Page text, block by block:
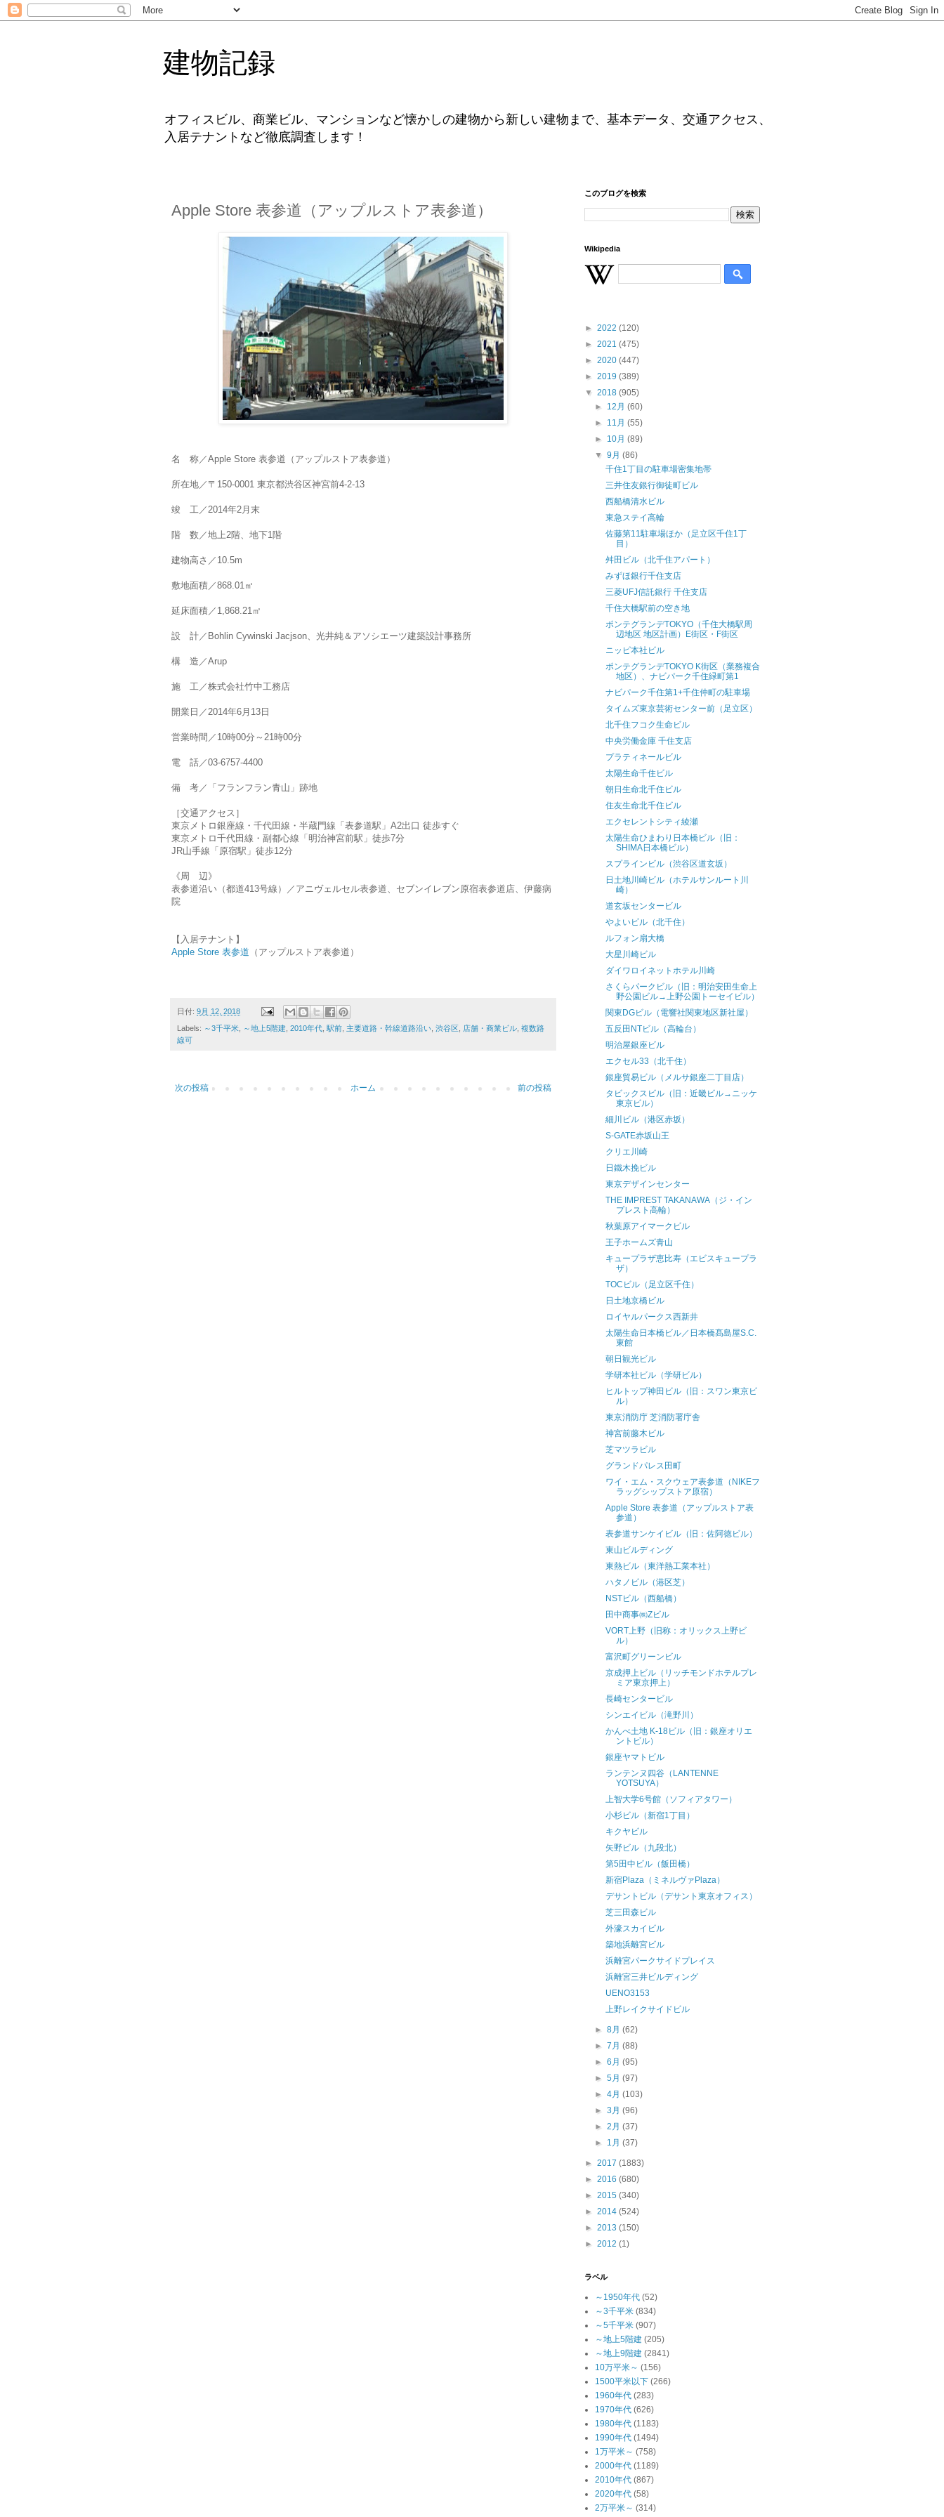
建物記録
オフィスビル、商業ビル、マンションなど懐かしの建物から新しい建物まで、基本データ、交通アクセス、
入居テナントなど徹底調査します！
Apple Store 表参道（アップルストア表参道）
名 称／Apple Store 表参道（アップルストア表参道）
所在地／〒150-0001 東京都渋谷区神宮前4-2-13
竣 工／2014年2月末
階 数／地上2階、地下1階
建物高さ／10.5m
敷地面積／868.01㎡
延床面積／1,868.21㎡
設 計／Bohlin Cywinski Jacjson、光井純＆アソシエーツ建築設計事務所
構 造／Arup
施 工／株式会社竹中工務店
開業日／2014年6月13日
営業時間／10時00分～21時00分
電 話／03-6757-4400
備 考／「フランフラン青山」跡地
［交通アクセス］
東京メトロ銀座線・千代田線・半蔵門線「表参道駅」A2出口 徒歩すぐ
東京メトロ千代田線・副都心線「明治神宮前駅」徒歩7分
JR山手線「原宿駅」徒歩12分
《周 辺》
表参道沿い（都道413号線）／アニヴェルセル表参道、セブンイレブン原宿表参道店、伊藤病
院
【入居テナント】
Apple Store 表参道 （アップルストア表参道）
日付: 9月 12, 2018
Labels: ～3千平米 ～地上5階建 2010年代 駅前 主要道路・幹線道路沿い 渋谷区 店舗・商業ビル 複数路
線可
次の投稿 前の投稿
ホーム
このブログを検索
Wikipedia
► 2022 (120)
► 2021 (475)
► 2020 (447)
► 2019 (389)
▼ 2018 (905)
► 12月(60)
► 11月(55)
► 10月(89)
▼9月(86)
千住1丁目の駐車場密集地帯
三井住友銀行御徒町ビル
西船橋清水ビル
東急ステイ高輪
佐藤第11駐車場ほか（足立区千住1丁
目）
舛田ビル（北千住アパート）
みずほ銀行千住支店
三菱UFJ信託銀行 千住支店
千住大橋駅前の空き地
ポンテグランデTOKYO（千住大橋駅周
辺地区 地区計画）E街区・F街区
ニッピ本社ビル
ポンテグランデTOKYO K街区（業務複合
地区）、ナビパーク千住緑町第1
ナビパーク千住第1+千住仲町の駐車場
タイムズ東京芸術センター前（足立区）
北千住フコク生命ビル
中央労働金庫 千住支店
プラティネールビル
太陽生命千住ビル
朝日生命北千住ビル
住友生命北千住ビル
エクセレントシティ綾瀬
太陽生命ひまわり日本橋ビル（旧：
SHIMA日本橋ビル）
スプラインビル（渋谷区道玄坂）
日土地川崎ビル（ホテルサンルート川
崎）
道玄坂センタービル
やよいビル（北千住）
ルフォン扇大橋
大星川崎ビル
ダイワロイネットホテル川崎
さくらパークビル（旧：明治安田生命上
野公園ビル→上野公園トーセイビル）
関東DGビル（電響社関東地区新社屋）
五反田NTビル（高輪台）
明治屋銀座ビル
エクセル33（北千住）
銀座貿易ビル（メルサ銀座二丁目店）
タビックスビル（旧：近畿ビル→ニッケ
東京ビル）
細川ビル（港区赤坂）
S-GATE赤坂山王
クリエ川崎
日鐵木挽ビル
東京デザインセンター
THE IMPREST TAKANAWA（ジ・イン
プレスト高輪）
秋葉原アイマークビル
王子ホームズ青山
キュープラザ恵比寿（エビスキュープラ
ザ）
TOCビル（足立区千住）
日土地京橋ビル
ロイヤルパークス西新井
太陽生命日本橋ビル／日本橋髙島屋S.C.
東館
朝日観光ビル
学研本社ビル（学研ビル）
ヒルトップ神田ビル（旧：スワン東京ビ
ル）
東京消防庁 芝消防署庁舎
神宮前藤木ビル
芝マツラビル
グランドパレス田町
ワイ・エム・スクウェア表参道（NIKEフ
ラッグシップストア原宿）
Apple Store 表参道（アップルストア表
参道）
表参道サンケイビル（旧：佐阿徳ビル）
東山ビルディング
東熱ビル（東洋熱工業本社）
ハタノビル（港区芝）
NSTビル（西船橋）
田中商事㈱Zビル
VORT上野（旧称：オリックス上野ビ
ル）
富沢町グリーンビル
京成押上ビル（リッチモンドホテルプレ
ミア東京押上）
長崎センタービル
シンエイビル（滝野川）
かんべ土地 K-18ビル（旧：銀座オリエ
ントビル）
銀座ヤマトビル
ランテンヌ四谷（LANTENNE
YOTSUYA）
上智大学6号館（ソフィアタワー）
小杉ビル（新宿1丁目）
キクヤビル
矢野ビル（九段北）
第5田中ビル（飯田橋）
新宿Plaza（ミネルヴァPlaza）
デサントビル（デサント東京オフィス）
芝三田森ビル
外濠スカイビル
築地浜離宮ビル
浜離宮パークサイドプレイス
浜離宮三井ビルディング
UENO3153
上野レイクサイドビル
►8月(62)
►7月(88)
►6月(95)
►5月(97)
►4月(103)
►3月(96)
►2月(37)
► 1月(37)
► 2017 (1883)
► 2016 (680)
► 2015 (340)
► 2014 (524)
► 2013 (150)
► 2012 (1)
ラベル
～1950年代 (52)
～3千平米 (834)
～5千平米 (907)
～地上5階建 (205)
～地上9階建 (2841)
10万平米～ (156)
1500平米以下 (266)
1960年代 (283)
1970年代 (626)
1980年代 (1183)
1990年代 (1494)
1万平米～ (758)
2000年代 (1189)
2010年代 (867)
2020年代 (58)
2万平米～ (314)